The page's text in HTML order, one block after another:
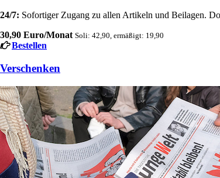
24/7: Sofortiger Zugang zu allen Artikeln und Beilagen.
30,90 Euro/Monat Soli: 42,90, ermäßigt: 19,90
Bestellen
Verschenken